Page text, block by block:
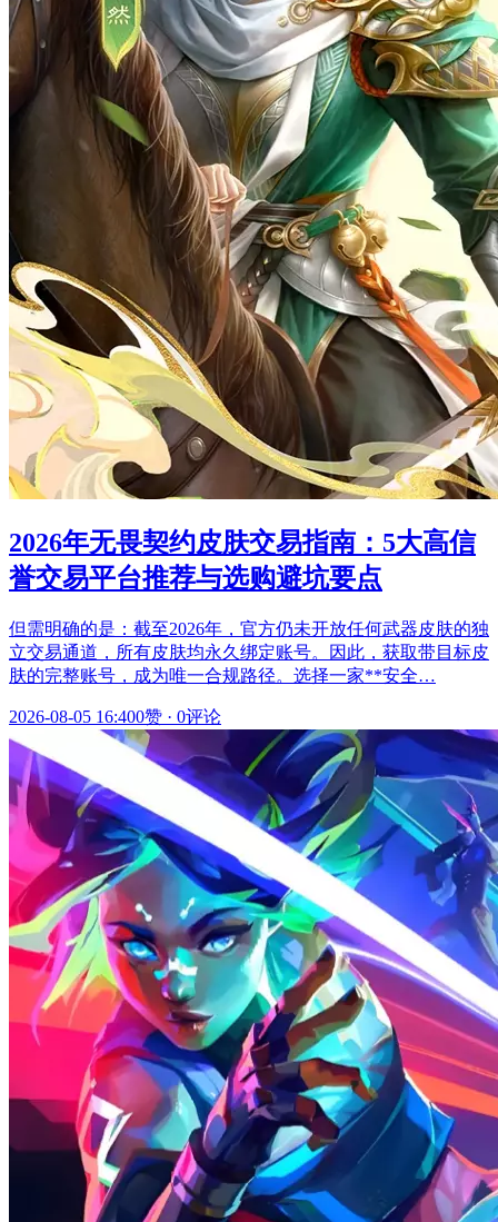
2026年无畏契约皮肤交易指南：5大高信
誉交易平台推荐与选购避坑要点
但需明确的是：截至2026年，官方仍未开放任何武器皮肤的独
立交易通道，所有皮肤均永久绑定账号。因此，获取带目标皮
肤的完整账号，成为唯一合规路径。选择一家**安全…
2026-08-05 16:400赞 · 0评论